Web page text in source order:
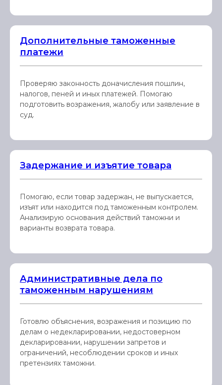
Дополнительные таможенные
платежи
Проверяю законность доначисления пошлин,
налогов, пеней и иных платежей. Помогаю
подготовить возражения, жалобу или заявление в
суд.
Задержание и изъятие товара
Помогаю, если товар задержан, не выпускается,
изъят или находится под таможенным контролем.
Анализирую основания действий таможни и
варианты возврата товара.
Административные дела по
таможенным нарушениям
Готовлю объяснения, возражения и позицию по
делам о недекларировании, недостоверном
декларировании, нарушении запретов и
ограничений, несоблюдении сроков и иных
претензиях таможни.